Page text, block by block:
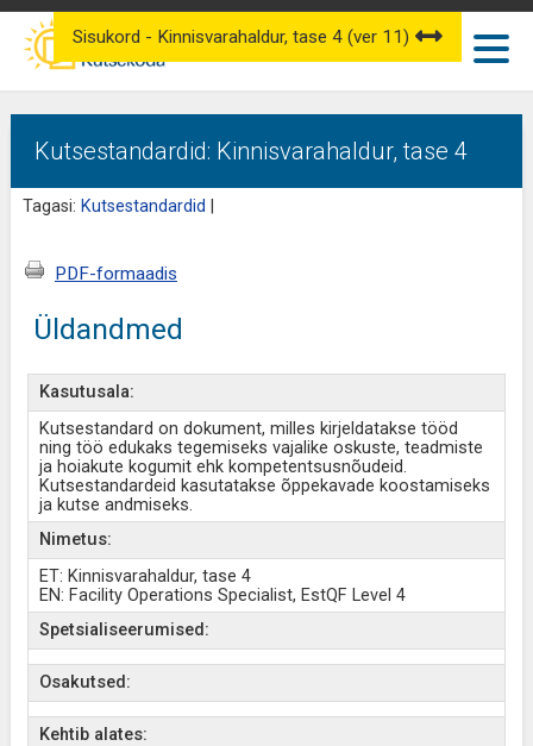
Kutsestandardid: Kinnisvarahaldur, tase 4
Tagasi: Kutsestandardid
Sisukord - Kinnisvarahaldur, tase 4 (ver 11)
PDF-formaadis
Üldandmed
Kasutusala:
Kutsestandard on dokument, milles kirjeldatakse tööd
ning töö edukaks tegemiseks vajalike oskuste, teadmiste
ja hoiakute kogumit ehk kompetentsusnõudeid.
Kutsestandardeid kasutatakse õppekavade koostamiseks
ja kutse andmiseks.
Nimetus:
ET: Kinnisvarahaldur, tase 4
EN: Facility Operations Specialist, EstQF Level 4
Spetsialiseerumised:
Osakutsed:
Kehtib alates: